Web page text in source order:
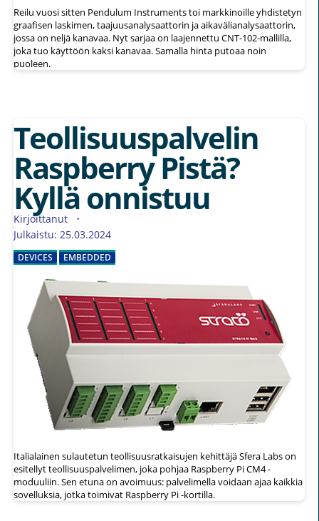
Reilu vuosi sitten Pendulum Instruments toi markkinoille yhdistetyn
graafisen laskimen, taajuusanalysaattorin ja aikavälianalysaattorin,
jossa on neljä kanavaa. Nyt sarjaa on laajennettu CNT-102-mallilla,
joka tuo käyttöön kaksi kanavaa. Samalla hinta putoaa noin
puoleen.
Teollisuuspalvelin
Raspberry Pistä?
Kyllä onnistuu
Kirjoittanut
Julkaistu: 25.03.2024
DEVICES EMBEDDED
Italialainen sulautetun teollisuusratkaisujen kehittäjä Sfera Labs on
esitellyt teollisuuspalvelimen, joka pohjaa Raspberry Pi CM4 -
moduuliin. Sen etuna on avoimuus: palvelimella voidaan ajaa kaikkia
sovelluksia, jotka toimivat Raspberry Pi -kortilla.